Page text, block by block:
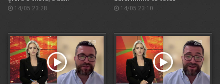
14/05 23:28 14/05 23:10